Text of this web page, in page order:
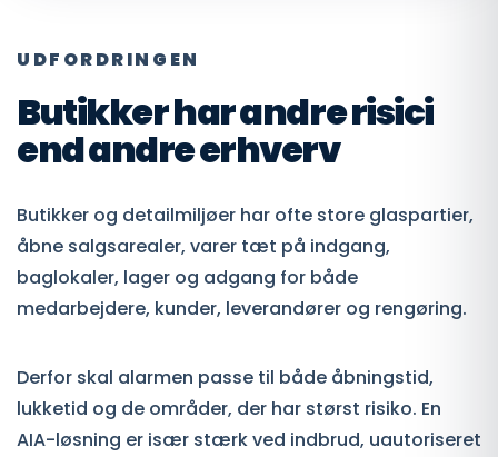
UDFORDRINGEN
Butikker har andre risici
end andre erhverv
Butikker og detailmiljøer har ofte store glaspartier,
åbne salgsarealer, varer tæt på indgang,
baglokaler, lager og adgang for både
medarbejdere, kunder, leverandører og rengøring.
Derfor skal alarmen passe til både åbningstid,
lukketid og de områder, der har størst risiko. En
AIA-løsning er især stærk ved indbrud, uautoriseret